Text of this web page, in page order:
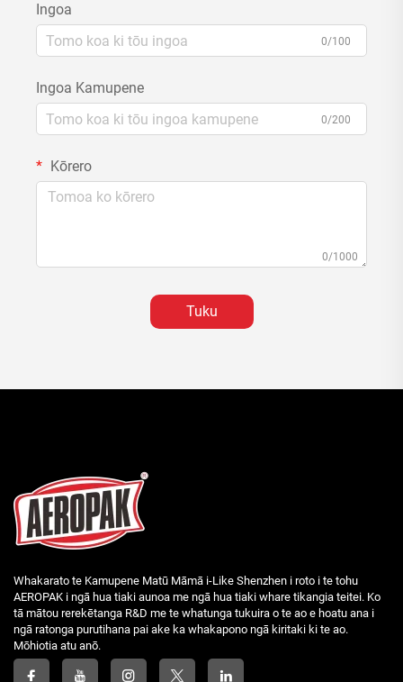
Ingoa
0/100
Ingoa Kamupene
0/200
Kōrero
0/1000
Tuku
Whakarato te Kamupene Matū Māmā i-Like Shenzhen i roto i te tohu
AEROPAK i ngā hua tiaki aunoa me ngā hua tiaki whare tikangia teitei. Ko
tā mātou rerekētanga R&D me te whatunga tukuira o te ao e hoatu ana i
ngā ratonga purutihana pai ake ka whakapono ngā kiritaki ki te ao.
Mōhiotia atu anō.